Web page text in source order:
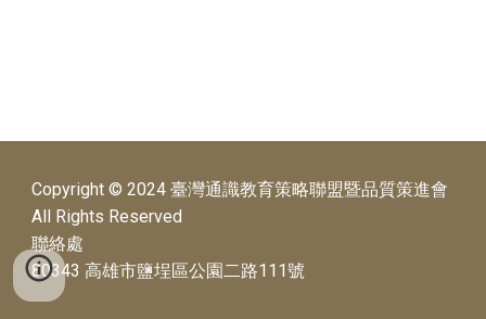
Copyright © 2024 臺灣通識教育策略聯盟暨品質策進會
All Rights Reserved
聯絡處
80343 高雄市鹽埕區公園二路111號